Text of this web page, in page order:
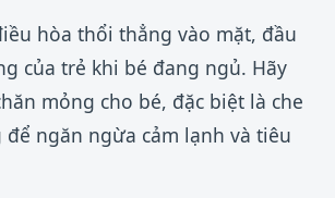
hòa thổi thẳng vào mặt, đầu
của trẻ khi bé đang ngủ. Hãy
mỏng cho bé, đặc biệt là che
ngăn ngừa cảm lạnh và tiêu